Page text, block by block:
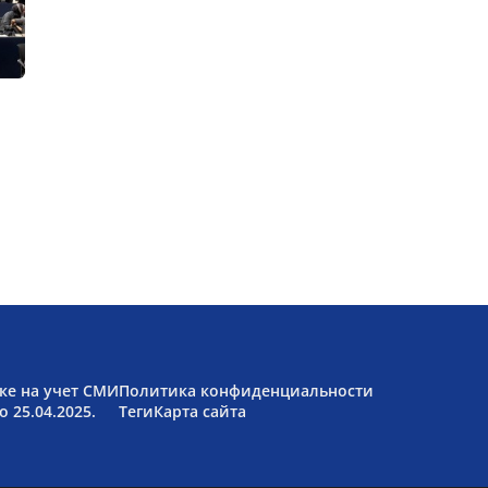
на учет СМИ
25.04.2025.
Политика конфиденциальности
ТегиКарта сайта